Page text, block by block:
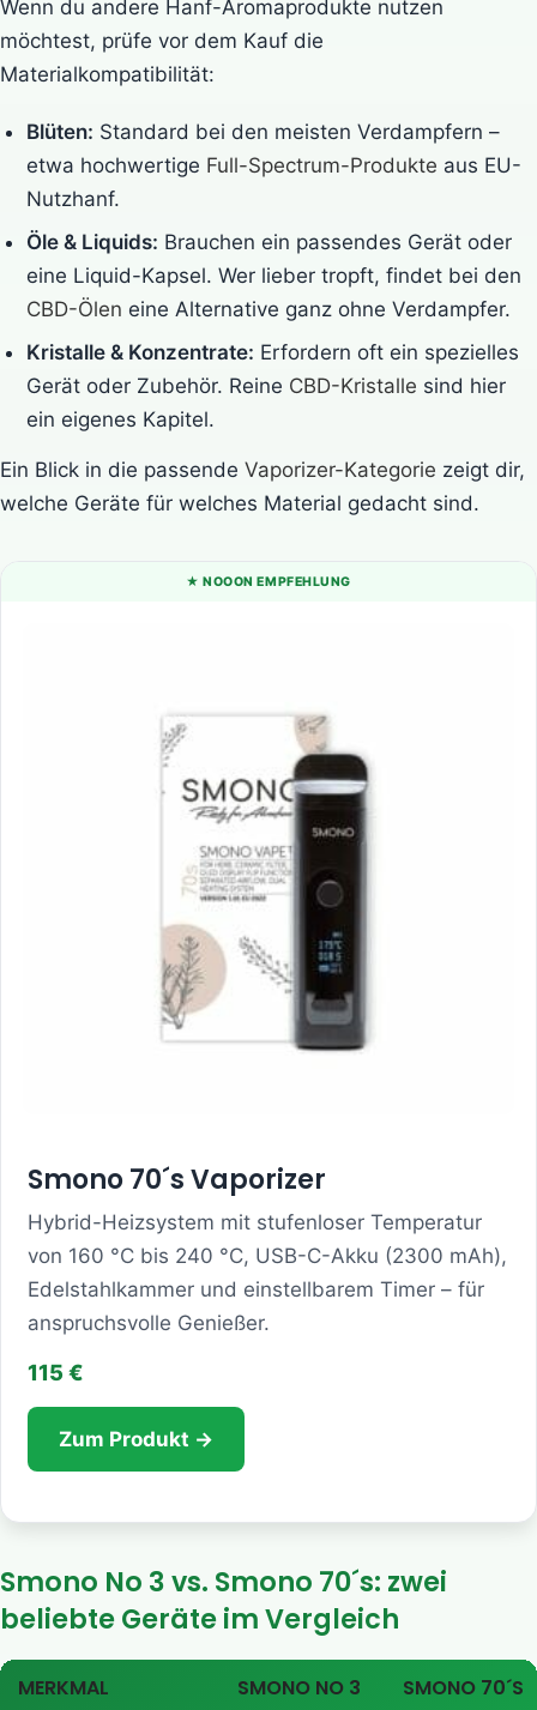
Wenn du andere Hanf-Aromaprodukte nutzen
möchtest, prüfe vor dem Kauf die
Materialkompatibilität:
Blüten: Standard bei den meisten Verdampfern –
etwa hochwertige Full-Spectrum-Produkte aus EU-
Nutzhanf.
Öle & Liquids: Brauchen ein passendes Gerät oder
eine Liquid-Kapsel. Wer lieber tropft, findet bei den
CBD-Ölen eine Alternative ganz ohne Verdampfer.
Kristalle & Konzentrate: Erfordern oft ein spezielles
Gerät oder Zubehör. Reine CBD-Kristalle sind hier
ein eigenes Kapitel.
Ein Blick in die passende Vaporizer-Kategorie zeigt dir,
welche Geräte für welches Material gedacht sind.
★ NOOON EMPFEHLUNG
Smono 70´s Vaporizer
Hybrid-Heizsystem mit stufenloser Temperatur
von 160 °C bis 240 °C, USB-C-Akku (2300 mAh),
Edelstahlkammer und einstellbarem Timer – für
anspruchsvolle Genießer.
115 €
Zum Produkt →
Smono No 3 vs. Smono 70´s: zwei
beliebte Geräte im Vergleich
MERKMAL SMONO NO 3 SMONO 70´S